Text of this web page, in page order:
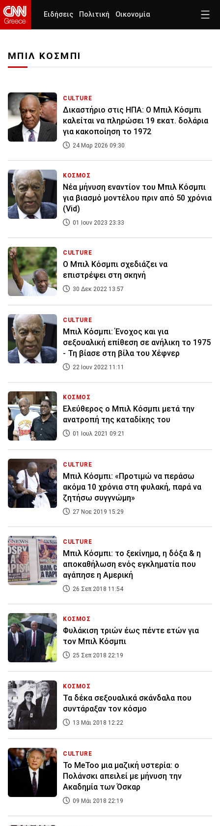
Ειδήσεις Πολιτική Οικονομία
ΜΠΙΛ ΚΟΣΜΠΙ
CULTURE
Δικαστήριο στις ΗΠΑ: Ο Μπιλ Κόσμπι
καλείται να πληρώσει 19 εκατ. δολάρια
για κακοποίηση το 1972
24 Μαρ 2026 09:30
ΚΟΣΜΟΣ
Νέα μήνυση εναντίον του Μπιλ Κόσμπι
για βιασμό μοντέλου πριν από 50 χρόνια
(Vid)
01 Ιουν 2023 23:33
CULTURE
Ο Μπιλ Κόσμπι σχεδιάζει να
επιστρέψει στη σκηνή
30 Δεκ 2022 13:57
CULTURE
Μπιλ Κόσμπι: Ένοχος και για
σεξουαλική επίθεση σε ανήλικη το 1975
- Τη βίασε στη βίλα του Χέφνερ
22 Ιουν 2022 11:11
ΚΟΣΜΟΣ
Ελεύθερος ο Μπιλ Κόσμπι μετά την
ανατροπή της καταδίκης του
01 Ιουλ 2021 09:21
CULTURE
Μπιλ Κόσμπι: «Προτιμώ να περάσω
ακόμα 10 χρόνια στη φυλακή, παρά να
ζητήσω συγγνώμη»
27 Νοε 2019 15:29
CULTURE
Mπιλ Κόσμπι: το ξεκίνημα, η δόξα & η
αποκαθήλωση ενός εγκληματία που
αγάπησε η Αμερική
26 Σεπ 2018 11:54
ΚΟΣΜΟΣ
Φυλάκιση τριών έως πέντε ετών για
τον Μπιλ Κόσμπι
25 Σεπ 2018 22:19
ΚΟΣΜΟΣ
Τα δέκα σεξουαλικά σκάνδαλα που
συντάραξαν τον κόσμο
13 Μάι 2018 12:22
CULTURE
Το MeToo μια μαζική υστερία: ο
Πολάνσκι απειλεί με μήνυση την
Ακαδημία των Όσκαρ
09 Μάι 2018 22:19